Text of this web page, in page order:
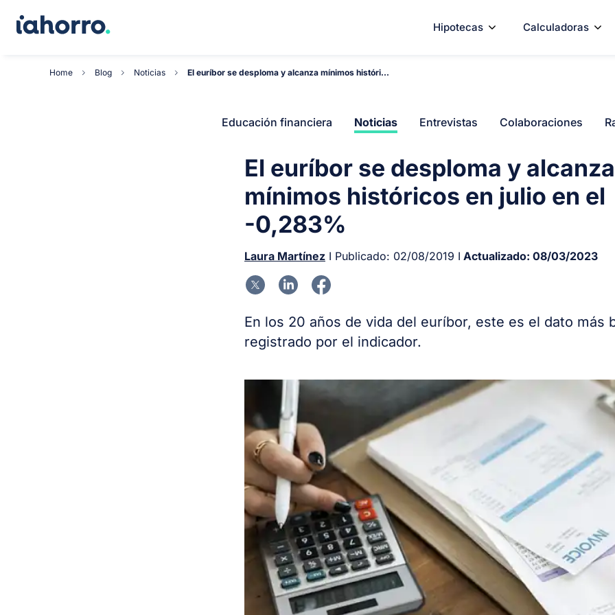
Hipotecas Calculadoras
Home Blog Noticias El euríbor se desploma y alcanza mínimos históri...
Educación financiera Noticias Entrevistas Colaboraciones
El euríbor se desploma y alcanza
mínimos históricos en julio en el
-0,283%
Laura Martínez I Publicado: 02/08/2019 I Actualizado: 08/03/2023
En los 20 años de vida del euríbor, este es el dato más
registrado por el indicador.